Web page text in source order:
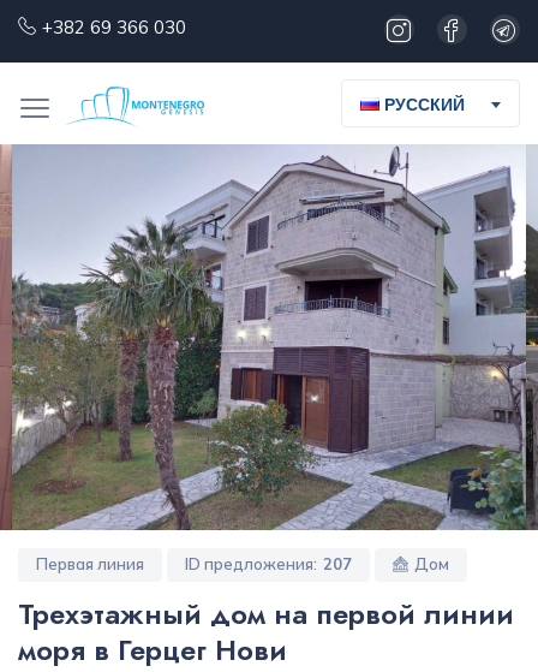
+382 69 366 030
РУССКИЙ
Первая линия ID предложения: 207 Дом
Трехэтажный дом на первой линии
моря в Герцег Нови